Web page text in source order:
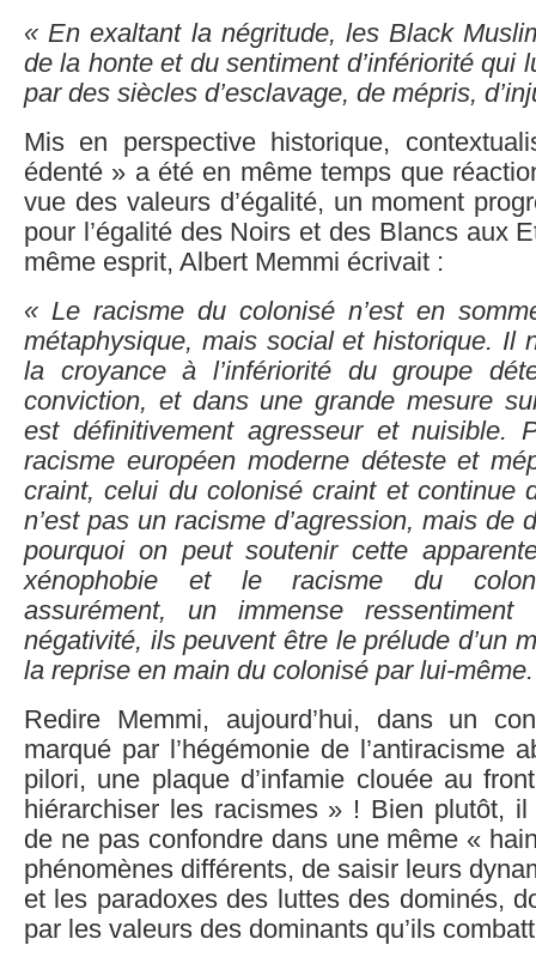
« En exaltant la négritude, les Black
de la honte et du sentiment d’infériorité qui
par des siècles d’esclavage, de mépris,
Mis en perspective historique,
édenté » a été en même temps que
vue des valeurs d’égalité, un moment
pour l’égalité des Noirs et des Blancs aux
même esprit, Albert Memmi écrivait :
« Le racisme du colonisé n’est en
métaphysique, mais social et historique. Il
la croyance à l’infériorité du groupe
conviction, et dans une grande mesure
est définitivement agresseur et nuisible.
racisme européen moderne déteste et
craint, celui du colonisé craint et continue
n’est pas un racisme d’agression, mais de
pourquoi on peut soutenir cette
xénophobie et le racisme du
assurément, un immense
négativité, ils peuvent être le prélude d’un
la reprise en main du colonisé par lui-
Redire Memmi, aujourd’hui, dans un
marqué par l’hégémonie de l’antiracisme
pilori, une plaque d’infamie clouée au
hiérarchiser les racismes » ! Bien plutôt, il
de ne pas confondre dans une même «
phénomènes différents, de saisir leurs
et les paradoxes des luttes des dominés,
par les valeurs des dominants qu’ils